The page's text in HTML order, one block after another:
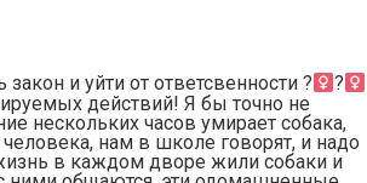
и уйти от ответсвенности ?‍
?‍
действий! Я бы точно не
нескольких часов умирает собака,
человека, нам в школе говорят, и надо
в каждом дворе жили собаки и